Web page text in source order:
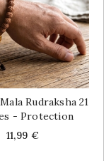
Rudraksha 21
- Protection
Price
11,99 €